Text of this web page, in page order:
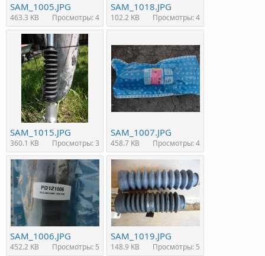
SAM_1005.JPG
463.3 KB Просмотры: 4
SAM_1018.JPG
102.2 KB Просмотры: 4
SAM_1015.JPG
360.1 KB Просмотры: 3
SAM_1007.JPG
458.7 KB Просмотры: 4
SAM_1006.JPG
452.2 KB Просмотры: 5
SAM_1019.JPG
148.9 KB Просмотры: 5